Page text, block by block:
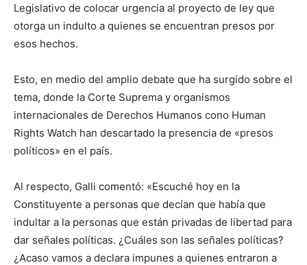
Legislativo de colocar urgencia al proyecto de ley que
otorga un indulto a quienes se encuentran presos por
esos hechos.
Esto, en medio del amplio debate que ha surgido sobre el
tema, donde la Corte Suprema y organismos
internacionales de Derechos Humanos cono Human
Rights Watch han descartado la presencia de «presos
políticos» en el país.
Al respecto, Galli comentó: «Escuché hoy en la
Constituyente a personas que decían que había que
indultar a la personas que están privadas de libertad para
dar señales políticas. ¿Cuáles son las señales políticas?
¿Acaso vamos a declara impunes a quienes entraron a